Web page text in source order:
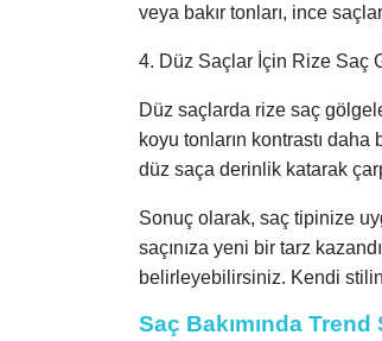
veya bakır tonları, ince
4. Düz Saçlar İçin Rize Saç
Düz saçlarda rize saç
koyu tonların kontrastı
düz saça derinlik katarak
Sonuç olarak, saç tipinize
saçınıza yeni bir tarz
belirleyebilirsiniz. Kendi
Saç Bakımında